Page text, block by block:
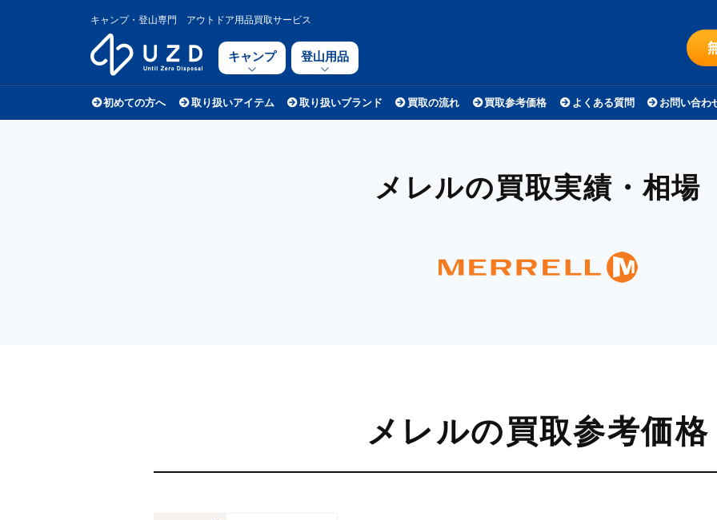
キャンプ・登山専門 アウトドア用品買取サービス
キャンプ 登山用品
初めての方へ 取り扱いアイテム 取り扱いブランド 買取の流れ 買取参考価格 よくある質問 お問い合わ
メレルの買取実績・相場
メレルの買取参考価格